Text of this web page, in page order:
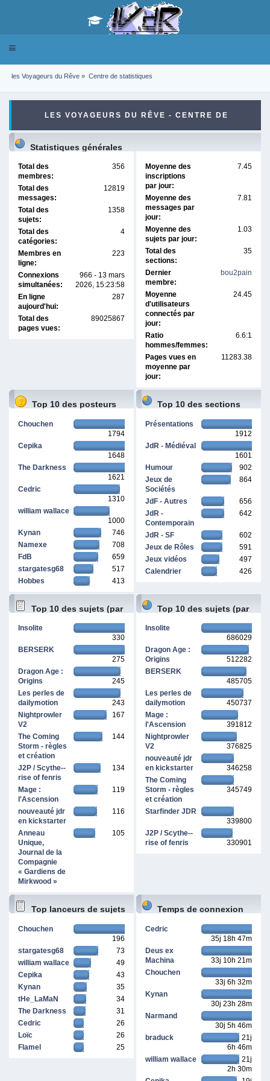
Toggle
les Voyageurs du Rêve » Centre de statistiques
LES VOYAGEURS DU RÊVE - CENTRE DE
STATISTIQUES
Statistiques générales
Total des
membres:
356
Total des
messages:
12819
Total des
sujets:
1358
Total des
catégories:
4
Membres en
ligne:
223
Connexions
simultanées:
966 - 13 mars
2026, 15:23:58
En ligne
aujourd'hui:
287
Total des
pages vues:
89025867
Moyenne des
inscriptions
par jour:
7.45
Moyenne des
messages par
jour:
7.81
Moyenne des
sujets par jour:
1.03
Total des
sections:
35
Dernier
membre:
bou2pain
Moyenne
d'utilisateurs
connectés par
jour:
24.45
Ratio
hommes/femmes:
6.6:1
Pages vues en
moyenne par
jour:
11283.38
Top 10 des posteurs
Chouchen
1794
Cepika
1648
The Darkness
1621
Cedric
1310
william wallace
1000
Kynan
746
Namexe
708
FdB
659
stargatesg68
517
Hobbes
413
Top 10 des sections
Présentations
1912
JdR - Médiéval
1601
Humour
902
Jeux de
Sociétés
864
JdF - Autres
656
JdR -
Contemporain
642
JdR - SF
602
Jeux de Rôles
591
Jeux vidéos
497
Calendrier
426
Top 10 des sujets (par
Insolite
330
BERSERK
275
Dragon Age :
Origins
245
Les perles de
dailymotion
243
Nightprowler
V2
167
The Coming
Storm - règles
et création
144
J2P / Scythe--
rise of fenris
134
Mage :
l'Ascension
119
nouveauté jdr
en kickstarter
116
Anneau
Unique,
Journal de la
Compagnie
« Gardiens de
Mirkwood »
105
Top 10 des sujets (par
Insolite
686029
Dragon Age :
Origins
512282
BERSERK
485705
Les perles de
dailymotion
450737
Mage :
l'Ascension
391812
Nightprowler
V2
376825
nouveauté jdr
en kickstarter
346258
The Coming
Storm - règles
et création
345749
Starfinder JDR
339800
J2P / Scythe--
rise of fenris
330901
Top lanceurs de sujets
Chouchen
196
stargatesg68
73
william wallace
49
Cepika
43
Kynan
35
tHe_LaMaN
34
The Darkness
31
Cedric
26
Loïc
26
Flamel
25
Temps de connexion
Cedric
35j 18h 47m
Deus ex
Machina
33j 10h 21m
Chouchen
33j 6h 32m
Kynan
30j 23h 28m
Narmand
30j 5h 46m
braduck
21j
6h 46m
william wallace
21j
2h 30m